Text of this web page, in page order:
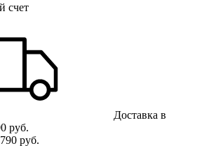
счет
Доставка в
руб.
руб.